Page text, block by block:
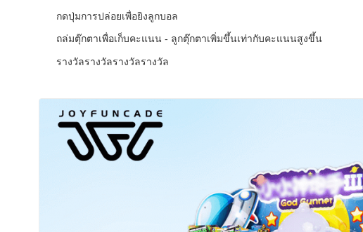
กดปุ่มการปล่อยเพื่อยิงลูกบอล
ถล่มตุ๊กตาเพื่อเก็บคะแนน - ลูกตุ๊กตาเพิ่มขึ้นเท่ากับคะแนนสูงขึ้น
รางวัลรางวัลรางวัลรางวัล